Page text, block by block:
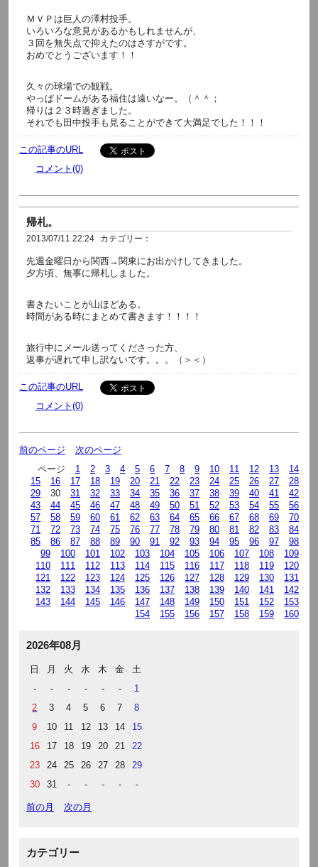
ＭＶＰは巨人の澤村投手。
いろいろな意見があるかもしれませんが、
３回を無失点で抑えたのはさすがです。
おめでとうございます！！
久々の球場での観戦。
やっぱドームがある福住は遠いなー。（＾＾；
帰りは２３時過ぎました。
それでも田中投手も見ることができて大満足でした！！！
この記事のURL
コメント(0)
帰札。
2013/07/11 22:24 カテゴリー：
先週金曜日から関西→関東にお出かけしてきました。
夕方頃、無事に帰札しました。
書きたいことが山ほどある。
時間がある時にまとめて書きます！！！！
旅行中にメール送ってくださった方、
返事が遅れて申し訳ないです。。。（＞＜）
この記事のURL
コメント(0)
前のページ
次のページ
ページ
1 2 3 4 5 6 7 8 9 10 11 12 13
14
15
16 17 18 19 20 21 22 23 24 25 26 27
28
29
30 31 32 33 34 35 36 37 38 39 40 41
42
43
44 45 46 47 48 49 50 51 52 53 54 55
56
57
58 59 60 61 62 63 64 65 66 67 68 69
70
71
72 73 74 75 76 77 78 79 80 81 82 83
84
85
86 87 88 89 90 91 92 93 94 95 96 97
98
99
100 101 102 103 104 105 106 107 108
109
110
111 112 113 114 115 116 117 118 119
120
121
122 123 124 125 126 127 128 129 130
131
132
133 134 135 136 137 138 139 140 141
142
143
144 145 146 147 148 149 150 151 152
153
154
155 156 157 158 159 160
2026年08月
日 月 火 水 木 金
土
-
- - - - -
1
2
3 4 5 6 7
8
9
10 11 12 13 14
15
16
17 18 19 20 21
22
23
24 25 26 27 28
29
30
31 - - - - -
前の月 次の月
カテゴリー